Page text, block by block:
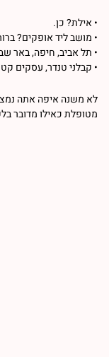
• אילת? כן.
• מושב ליד אופקים? ברור.
• תל אביב, חיפה, באר
• קבלני טנדר, עסקים
לא משנה איפה אתה נמצא
מטופלת כאילו מדובר